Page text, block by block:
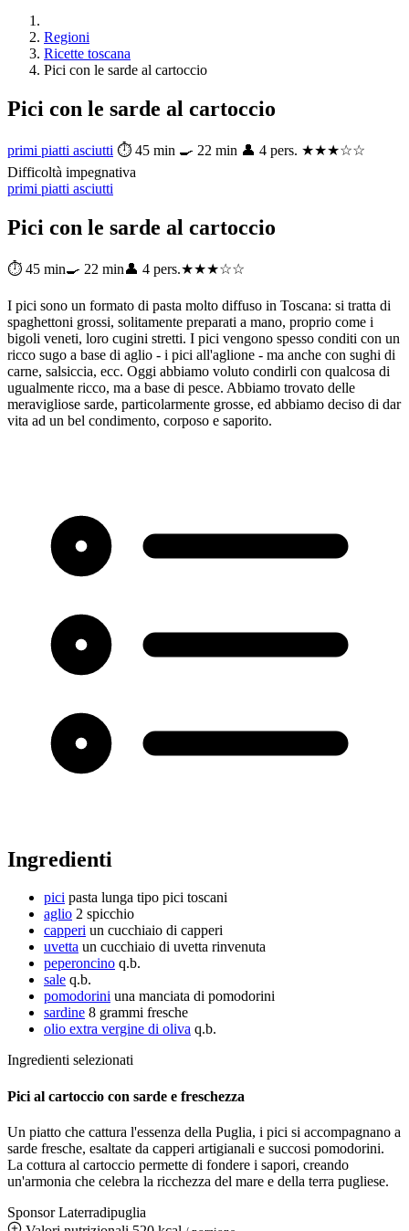
Regioni
Ricette toscana
Pici con le sarde al cartoccio
Pici con le sarde al cartoccio
primi piatti asciutti ⏱ 45 min 🍳 22 min 👤 4 pers. ★★★☆☆
Difficoltà impegnativa
primi piatti asciutti
Pici con le sarde al cartoccio
⏱ 45 min🍳 22 min👤 4 pers.★★★☆☆
I pici sono un formato di pasta molto diffuso in Toscana: si tratta di
spaghettoni grossi, solitamente preparati a mano, proprio come i
bigoli veneti, loro cugini stretti. I pici vengono spesso conditi con un
ricco sugo a base di aglio - i pici all'aglione - ma anche con sughi di
carne, salsiccia, ecc. Oggi abbiamo voluto condirli con qualcosa di
ugualmente ricco, ma a base di pesce. Abbiamo trovato delle
meravigliose sarde, particolarmente grosse, ed abbiamo deciso di dar
vita ad un bel condimento, corposo e saporito.
Ingredienti
pici pasta lunga tipo pici toscani
aglio 2 spicchio
capperi un cucchiaio di capperi
uvetta un cucchiaio di uvetta rinvenuta
peperoncino q.b.
sale q.b.
pomodorini una manciata di pomodorini
sardine 8 grammi fresche
olio extra vergine di oliva q.b.
Ingredienti selezionati
Pici al cartoccio con sarde e freschezza
Un piatto che cattura l'essenza della Puglia, i pici si accompagnano a
sarde fresche, esaltate da capperi artigianali e succosi pomodorini.
La cottura al cartoccio permette di fondere i sapori, creando
un'armonia che celebra la ricchezza del mare e della terra pugliese.
Sponsor Laterradipuglia